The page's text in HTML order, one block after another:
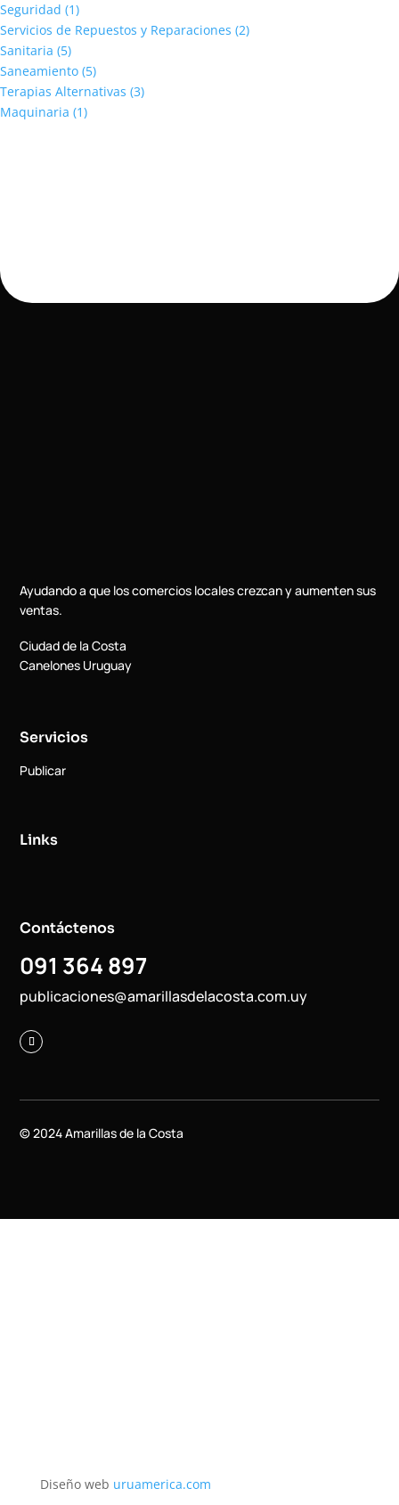
Seguridad (1)
Servicios de Repuestos y Reparaciones (2)
Sanitaria (5)
Saneamiento (5)
Terapias Alternativas (3)
Maquinaria (1)
Ayudando a que los comercios locales crezcan y aumenten sus
ventas.
Ciudad de la Costa
Canelones Uruguay
Servicios
Publicar
Links
Contáctenos
091 364 897
publicaciones@amarillasdelacosta.com.uy
© 2024 Amarillas de la Costa
Diseño web uruamerica.com